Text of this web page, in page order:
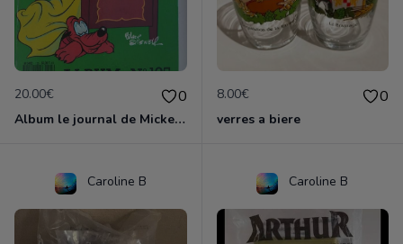
20.00€ 0
Album le journal de Mickey vintage ancien
8.00€ 0
verres a biere
Caroline B Caroline B